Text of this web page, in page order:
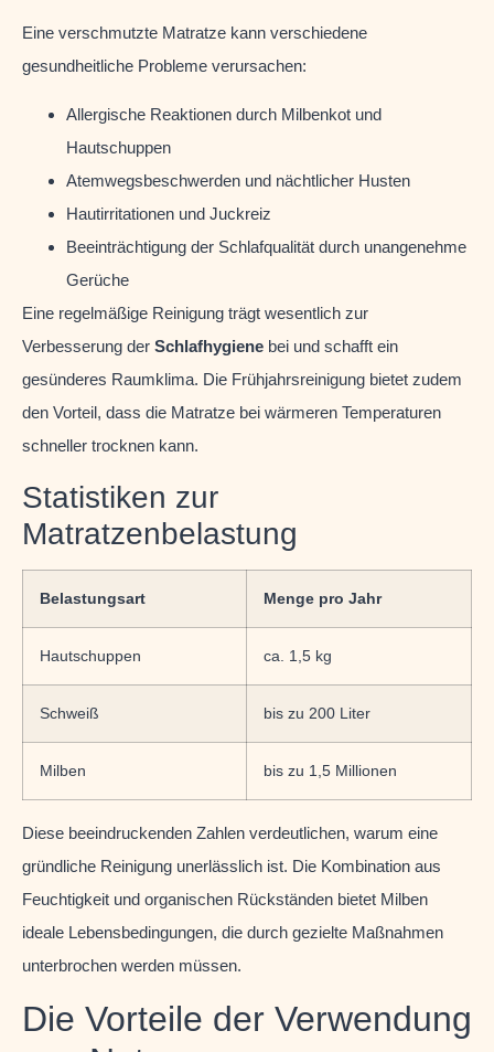
Eine verschmutzte Matratze kann verschiedene
gesundheitliche Probleme verursachen:
Allergische Reaktionen durch Milbenkot und
Hautschuppen
Atemwegsbeschwerden und nächtlicher Husten
Hautirritationen und Juckreiz
Beeinträchtigung der Schlafqualität durch unangenehme
Gerüche
Eine regelmäßige Reinigung trägt wesentlich zur
Verbesserung der Schlafhygiene bei und schafft ein
gesünderes Raumklima. Die Frühjahrsreinigung bietet zudem
den Vorteil, dass die Matratze bei wärmeren Temperaturen
schneller trocknen kann.
Statistiken zur
Matratzenbelastung
Belastungsart Menge pro Jahr
Hautschuppen ca. 1,5 kg
Schweiß bis zu 200 Liter
Milben bis zu 1,5 Millionen
Diese beeindruckenden Zahlen verdeutlichen, warum eine
gründliche Reinigung unerlässlich ist. Die Kombination aus
Feuchtigkeit und organischen Rückständen bietet Milben
ideale Lebensbedingungen, die durch gezielte Maßnahmen
unterbrochen werden müssen.
Die Vorteile der Verwendung